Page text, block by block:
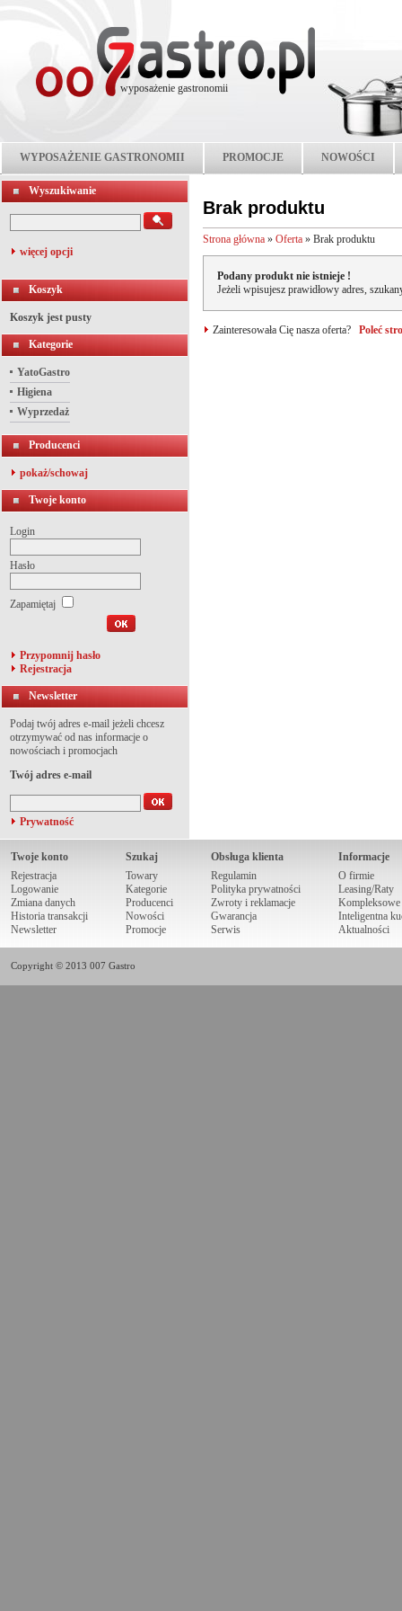
wyposażenie gastronomii
WYPOSAŻENIE GASTRONOMII PROMOCJE NOWOŚCI
Wyszukiwanie
więcej opcji
Koszyk
Koszyk jest pusty
Kategorie
YatoGastro
Higiena
Wyprzedaż
Producenci
pokaż/schowaj
Twoje konto
Login
Hasło
Zapamiętaj
Przypomnij hasło
Rejestracja
Newsletter
Podaj twój adres e-mail jeżeli chcesz
otrzymywać od nas informacje o
nowościach i promocjach
Twój adres e-mail
Prywatność
Brak produktu
Strona główna » Oferta » Brak produktu
Podany produkt nie istnieje !
Jeżeli wpisujesz prawidłowy adres,
Zainteresowała Cię nasza oferta? Poleć
Twoje konto
Rejestracja
Logowanie
Zmiana danych
Historia transakcji
Newsletter
Szukaj
Towary
Kategorie
Producenci
Nowości
Promocje
Obsługa klienta
Regulamin
Polityka prywatności
Zwroty i reklamacje
Gwarancja
Serwis
Informacje
O firmie
Leasing/Raty
Kompleksowe
Inteligentna
Aktualności
Copyright © 2013 007 Gastro